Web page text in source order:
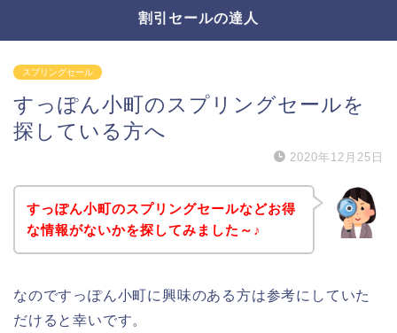
割引セールの達人
スプリングセール
すっぽん小町のスプリングセールを
探している方へ
2020年12月25日
すっぽん小町のスプリングセールなどお得
な情報がないかを探してみました～♪
なのですっぽん小町に興味のある方は参考にしていた
だけると幸いです。